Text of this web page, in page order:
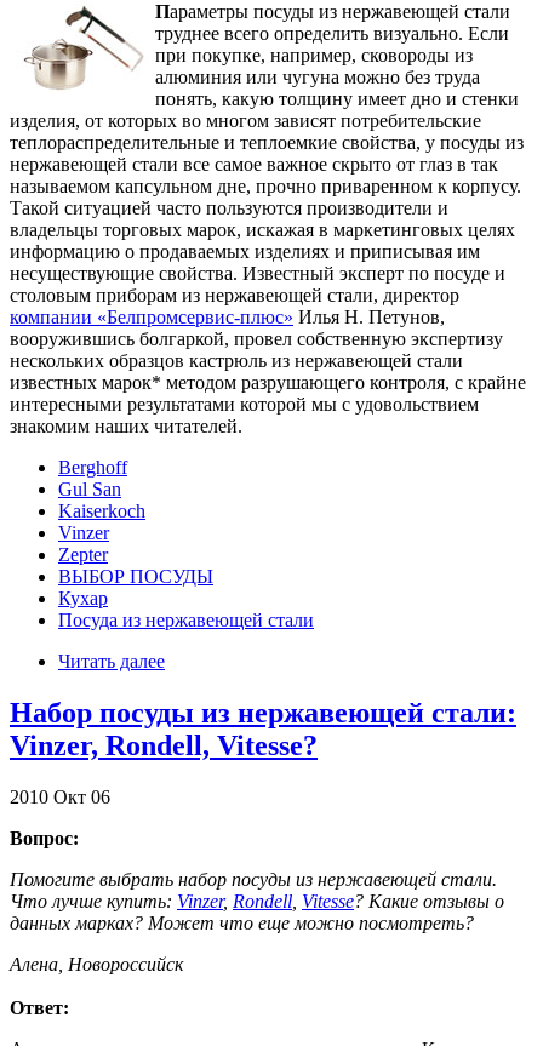
Параметры посуды из нержавеющей стали
труднее всего определить визуально. Если
при покупке, например, сковороды из
алюминия или чугуна можно без труда
понять, какую толщину имеет дно и стенки
изделия, от которых во многом зависят потребительские
теплораспределительные и теплоемкие свойства, у посуды из
нержавеющей стали все самое важное скрыто от глаз в так
называемом капсульном дне, прочно приваренном к корпусу.
Такой ситуацией часто пользуются производители и
владельцы торговых марок, искажая в маркетинговых целях
информацию о продаваемых изделиях и приписывая им
несуществующие свойства. Известный эксперт по посуде и
столовым приборам из нержавеющей стали, директор
компании «Белпромсервис-плюс» Илья Н. Петунов,
вооружившись болгаркой, провел собственную экспертизу
нескольких образцов кастрюль из нержавеющей стали
известных марок* методом разрушающего контроля, с крайне
интересными результатами которой мы с удовольствием
знакомим наших читателей.
Berghoff
Gul San
Kaiserkoch
Vinzer
Zepter
ВЫБОР ПОСУДЫ
Кухар
Посуда из нержавеющей стали
Читать далее
Набор посуды из нержавеющей стали:
Vinzer, Rondell, Vitesse?
2010 Окт 06
Вопрос:
Помогите выбрать набор посуды из нержавеющей стали.
Что лучше купить: Vinzer, Rondell Vitesse? Какие отзывы о
данных марках? Может что еще можно посмотреть?
Алена, Новороссийск
Ответ: